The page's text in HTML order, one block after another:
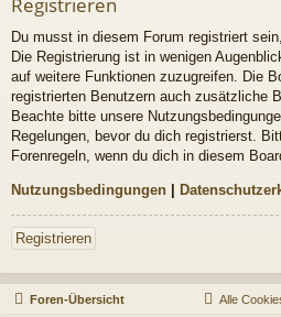
Du musst in diesem Forum registriert
Die Registrierung ist in wenigen
auf weitere Funktionen zuzugreifen. Die
registrierten Benutzern auch zusätzliche
Beachte bitte unsere
Regelungen, bevor du dich registrierst.
Forenregeln, wenn du dich in diesem
Nutzungsbedingungen |
Registrieren
Foren-Übersicht Alle